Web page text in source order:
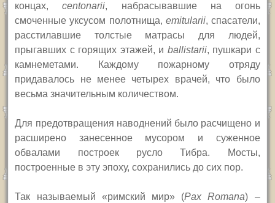
концах,centonarii, набрасывавшие на огонь
смоченныеуксусом полотнища, emitularii, спасатели,
расстилавшие толстые матрасы для людей,
прыгавших с горящих этажей, и ballistarii, пушкари с
камнеметами. Каждому пожарному отряду
придавалось не менее четырех врачей, что было
весьма значительным количеством.
Для предотвращения наводнений было расчищено и
расширено занесенное мусором и суженное
обвалами построек русло Тибра. Мосты,
построенные в эту эпоху, сохранились до сих пор.
Так называемый «римский мир» (Pax Romana) –